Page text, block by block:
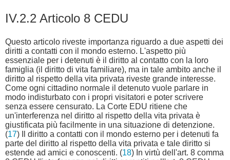
IV.2.2 Articolo 8 CEDU
Questo articolo riveste importanza riguardo a due aspetti dei
diritti a contatti con il mondo esterno. L'aspetto più
essenziale per i detenuti è il diritto al contatto con la loro
famiglia (il diritto di vita familiare), ma in tale ambito anche il
diritto al rispetto della vita privata riveste grande interesse.
Come ogni cittadino normale il detenuto vuole parlare in
modo indisturbato con i propri visitatori e poter scrivere
senza essere censurato. La Corte EDU ritiene che
un'interferenza nel diritto al rispetto della vita privata è
giustificata più facilmente in una situazione di detenzione.
(17) Il diritto a contatti con il mondo esterno per i detenuti fa
parte del diritto al rispetto della vita privata e tale diritto si
estende ad amici e conoscenti. (18) In virtù dell'art. 8 comma